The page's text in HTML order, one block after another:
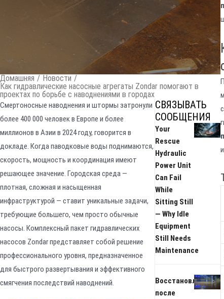
Домашняя / Новости /
Как гидравлические насосные агрегаты Zondar помогают в
проектах по борьбе с наводнениями в городах
Смертоносные наводнения и штормы затронули
более 400 000 человек в Европе и более
миллионов в Азии в 2024 году, говорится в
докладе. Когда паводковые воды поднимаются,
скорость, мощность и координация имеют
решающее значение. Городская среда —
плотная, сложная и насыщенная
инфраструктурой — ставит уникальные задачи,
требующие большего, чем просто обычные
насосы. Комплексный пакет гидравлических
насосов Zondar представляет собой решение
профессионального уровня, предназначенное
для быстрого развертывания и эффективного
смягчения последствий наводнений.
СВЯЗЫВАТЬ
СООБЩЕНИЯ
Your
Rescue
Hydraulic
Power Unit
Can Fail
While
Sitting Still
— Why Idle
Equipment
Still Needs
Maintenance
Восстановление
после